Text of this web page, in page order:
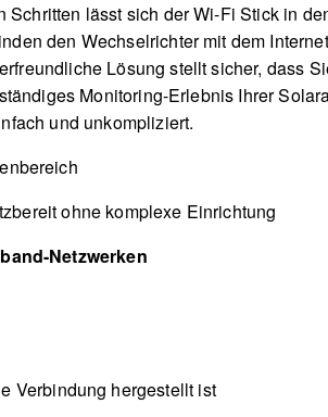
Schritten lässt sich der Wi-Fi Stick in
den Wechselrichter mit dem
Lösung stellt sicher, dass
Monitoring-Erlebnis Ihrer
und unkompliziert.
ohne komplexe Einrichtung
Netzwerken
Verbindung hergestellt ist